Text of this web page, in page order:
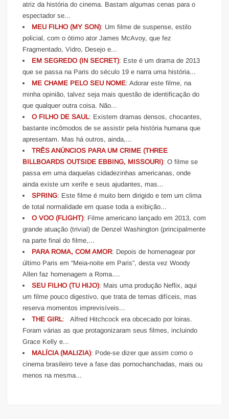
atriz da história do cinema. Bastam algumas cenas para o
espectador se...
MEU FILHO (MY SON): Um filme de suspense, estilo
policial, com o ótimo ator James McAvoy, que fez
Fragmentado, Vidro, Desejo e...
EM SEGREDO (IN SECRET): Este é um drama de 2013
que se passa na Paris do século 19 e narra uma história...
ME CHAME PELO SEU NOME: Adorar este filme, na
minha opinião, talvez seja mais questão de identificação do
que qualquer outra coisa. Não...
O FILHO DE SAUL: Existem dramas densos, chocantes,
bastante incômodos de se assistir pela história humana que
apresentam. Mas há outros, ainda,...
TRÊS ANÚNCIOS PARA UM CRIME (THREE
BILLBOARDS OUTSIDE EBBING, MISSOURI): O filme se
passa em uma daquelas cidadezinhas americanas, onde
ainda existe um xerife e seus ajudantes, mas...
SPRING: Este filme é muito bem dirigido e tem um clima
de total normalidade em quase toda a exibição...
O VOO (FLIGHT): Filme americano lançado em 2013, com
grande atuação (trivial) de Denzel Washington (principalmente
na parte final do filme,...
PARA ROMA, COM AMOR: Depois de homenagear por
último Paris em “Meia-noite em Paris”, desta vez Woody
Allen faz homenagem a Roma....
SEU FILHO (TU HIJO): Mais uma produção Neflix, aqui
um filme pouco digestivo, que trata de temas difíceis, mas
reserva momentos imprevisíveis...
THE GIRL: Alfred Hitchcock era obcecado por loiras.
Foram várias as que protagonizaram seus filmes, incluindo
Grace Kelly e...
MALÍCIA (MALIZIA): Pode-se dizer que assim como o
cinema brasileiro teve a fase das pornochanchadas, mais ou
menos na mesma...